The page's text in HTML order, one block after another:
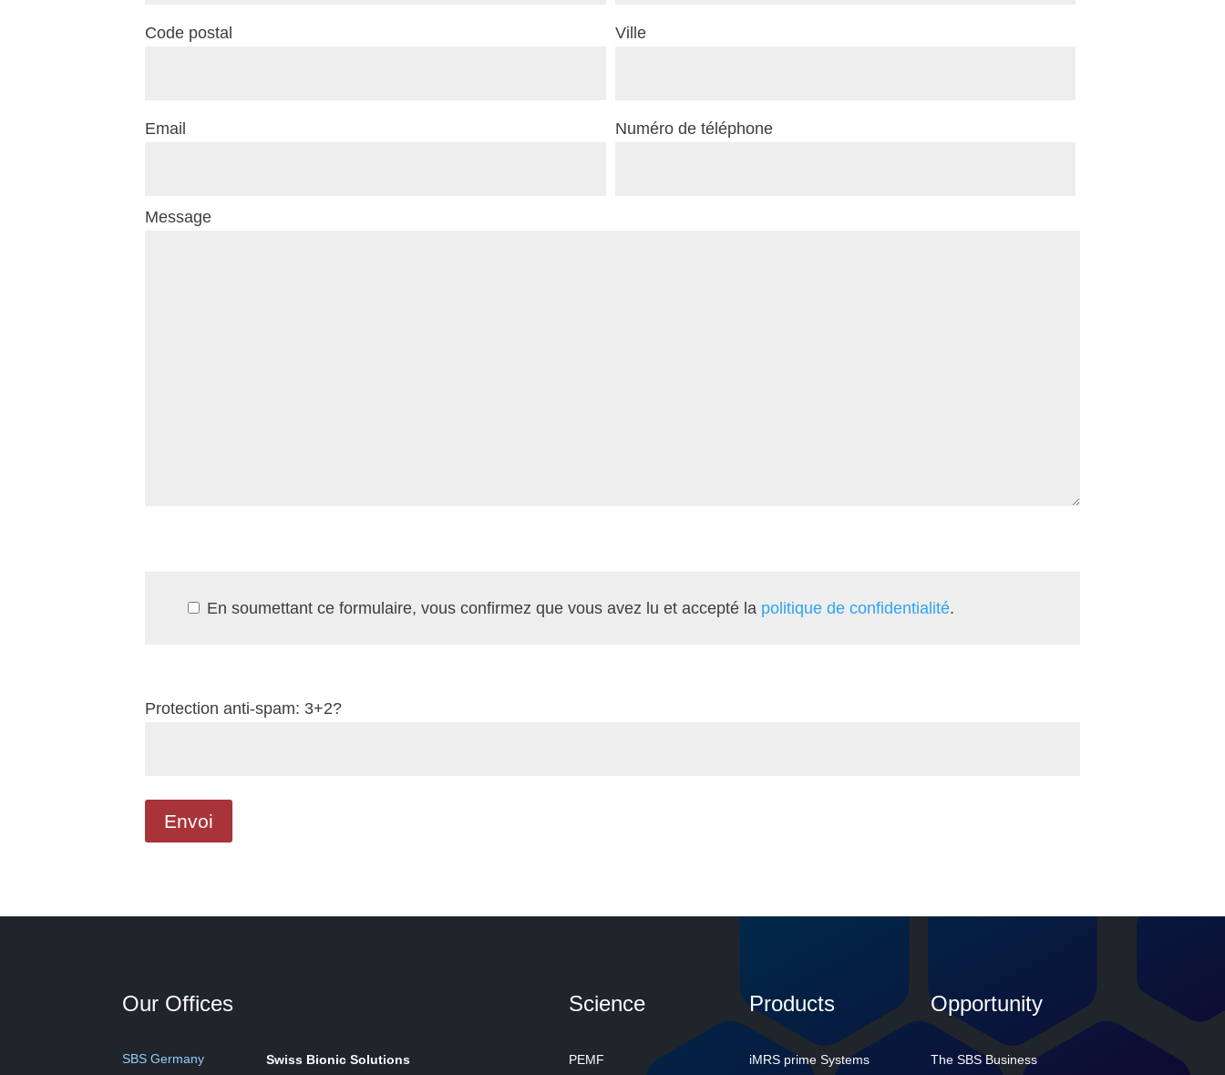
Code postal Ville
Email Numéro de téléphone
Message
En soumettant ce formulaire, vous confirmez que vous avez lu et accepté la politique de confidentialité.
Protection anti-spam: 3+2?
Our Offices
SBS Germany
Swiss Bionic Solutions
Science
PEMF
Products
iMRS prime Systems
Opportunity
The SBS Business